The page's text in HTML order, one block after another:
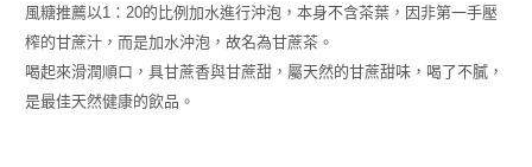
風糖推薦以1：20的比例加水進行沖泡，本身不含茶葉，因非第一手壓
榨的甘蔗汁，而是加水沖泡，故名為甘蔗茶。
喝起來滑潤順口，具甘蔗香與甘蔗甜，屬天然的甘蔗甜味，喝了不膩，
是最佳天然健康的飲品。